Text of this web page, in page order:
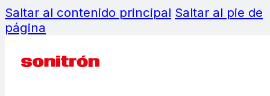
Saltar al contenido principal Saltar al pie de
página